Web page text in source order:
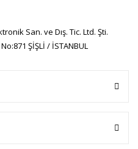
San. ve Dış. Tic. Ltd. Şti.
ŞİŞLİ / İSTANBUL